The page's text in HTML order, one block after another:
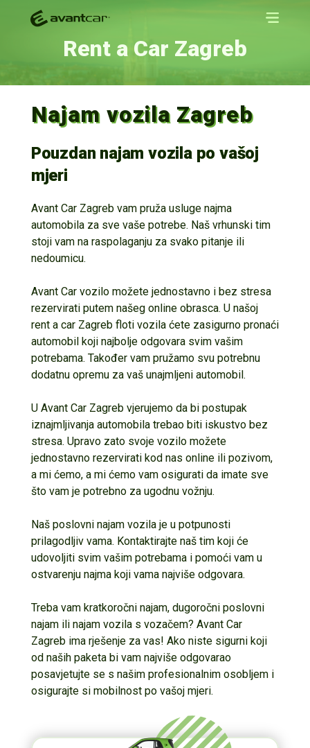
Rent a Car Zagreb
Najam vozila Zagreb
Pouzdan najam vozila po vašoj
mjeri
Avant Car Zagreb vam pruža usluge najma
automobila za sve vaše potrebe. Naš vrhunski tim
stoji vam na raspolaganju za svako pitanje ili
nedoumicu.
Avant Car vozilo možete jednostavno i bez stresa
rezervirati putem našeg online obrasca. U našoj
rent a car Zagreb floti vozila ćete zasigurno pronaći
automobil koji najbolje odgovara svim vašim
potrebama. Također vam pružamo svu potrebnu
dodatnu opremu za vaš unajmljeni automobil.
U Avant Car Zagreb vjerujemo da bi postupak
iznajmljivanja automobila trebao biti iskustvo bez
stresa. Upravo zato svoje vozilo možete
jednostavno rezervirati kod nas online ili pozivom,
a mi ćemo, a mi ćemo vam osigurati da imate sve
što vam je potrebno za ugodnu vožnju.
Naš poslovni najam vozila je u potpunosti
prilagodljiv vama. Kontaktirajte naš tim koji će
udovoljiti svim vašim potrebama i pomoći vam u
ostvarenju najma koji vama najviše odgovara.
Treba vam kratkoročni najam, dugoročni poslovni
najam ili najam vozila s vozačem? Avant Car
Zagreb ima rješenje za vas! Ako niste sigurni koji
od naših paketa bi vam najviše odgovarao
posavjetujte se s našim profesionalnim osobljem i
osigurajte si mobilnost po vašoj mjeri.